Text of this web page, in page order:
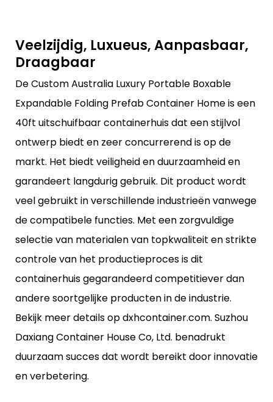
Veelzijdig, Luxueus, Aanpasbaar,
Draagbaar
De Custom Australia Luxury Portable Boxable
Expandable Folding Prefab Container Home is een
40ft uitschuifbaar containerhuis dat een stijlvol
ontwerp biedt en zeer concurrerend is op de
markt. Het biedt veiligheid en duurzaamheid en
garandeert langdurig gebruik. Dit product wordt
veel gebruikt in verschillende industrieën vanwege
de compatibele functies. Met een zorgvuldige
selectie van materialen van topkwaliteit en strikte
controle van het productieproces is dit
containerhuis gegarandeerd competitiever dan
andere soortgelijke producten in de industrie.
Bekijk meer details op dxhcontainer.com. Suzhou
Daxiang Container House Co, Ltd. benadrukt
duurzaam succes dat wordt bereikt door innovatie
en verbetering.